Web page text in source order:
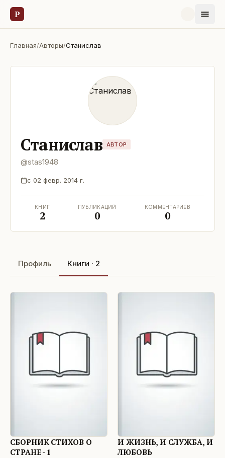
Р
Главная/Авторы/Станислав
Станислав АВТОР
@stas1948
с 02 февр. 2014 г.
КНИГ
2
ПУБЛИКАЦИЙ
0
КОММЕНТАРИЕВ
0
Профиль Книги · 2
СБОРНИК СТИХОВ О
СТРАНЕ - 1
И ЖИЗНЬ, И СЛУЖБА, И
ЛЮБОВЬ